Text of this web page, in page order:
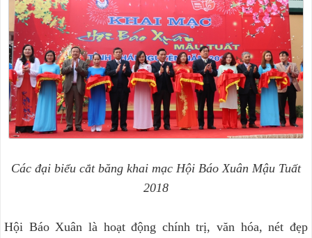
Các đại biểu cắt băng khai mạc Hội Báo Xuân Mậu Tuất
2018
Hội Báo Xuân là hoạt động chính trị, văn hóa, nét đẹp